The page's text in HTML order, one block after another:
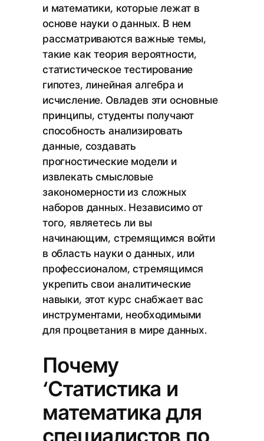
и математики, которые лежат в
основе науки о данных. В нем
рассматриваются важные темы,
такие как теория вероятности,
статистическое тестирование
гипотез, линейная алгебра и
исчисление. Овладев эти основные
принципы, студенты получают
способность анализировать
данные, создавать
прогностические модели и
извлекать смысловые
закономерности из сложных
наборов данных. Независимо от
того, являетесь ли вы
начинающим, стремящимся войти
в область науки о данных, или
профессионалом, стремящимся
укрепить свои аналитические
навыки, этот курс снабжает вас
инструментами, необходимыми
для процветания в мире данных.
Почему
‘Статистика и
математика для